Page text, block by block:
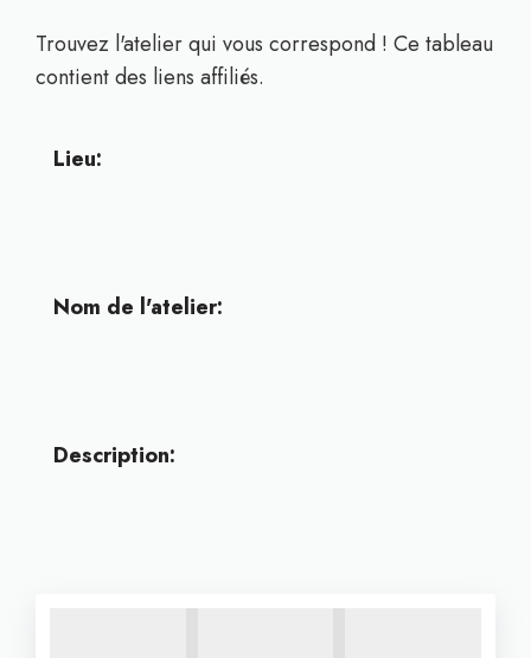
Trouvez l'atelier qui vous correspond ! Ce tableau
contient des liens affiliés.
Lieu:
Nom de l'atelier:
Description: